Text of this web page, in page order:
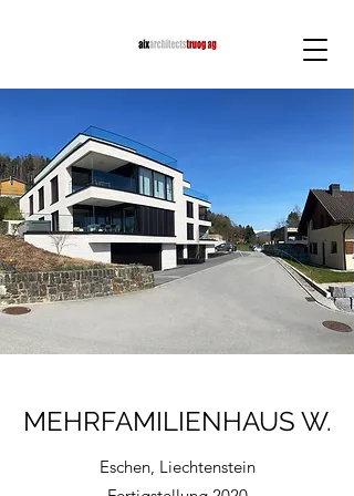
MEHRFAMILIENHAUS W.
Eschen, Liechtenstein